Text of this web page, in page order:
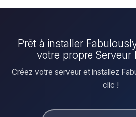
Prêt à installer
votre propre Serveur
Créez votre serveur et installez
clic !